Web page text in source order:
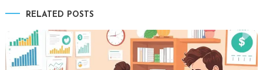
RELATED POSTS